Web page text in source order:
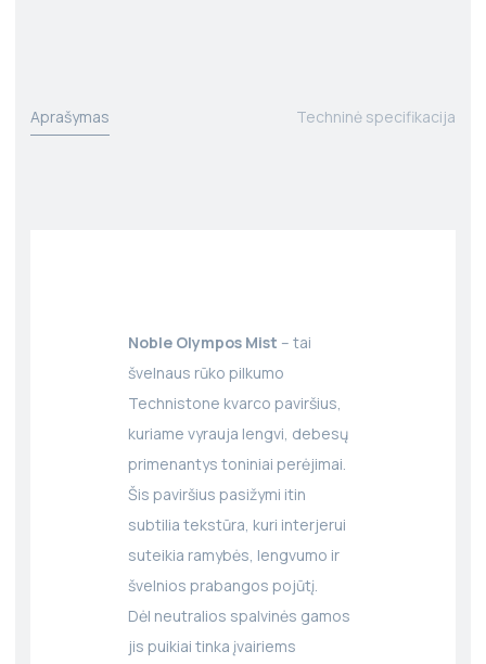
Aprašymas Techninė specifikacija
Noble Olympos Mist – tai
švelnaus rūko pilkumo
Technistone kvarco paviršius,
kuriame vyrauja lengvi, debesų
primenantys toniniai perėjimai.
Šis paviršius pasižymi itin
subtilia tekstūra, kuri interjerui
suteikia ramybės, lengvumo ir
švelnios prabangos pojūtį.
Dėl neutralios spalvinės gamos
jis puikiai tinka įvairiems